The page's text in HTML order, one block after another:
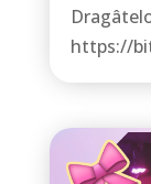
https://